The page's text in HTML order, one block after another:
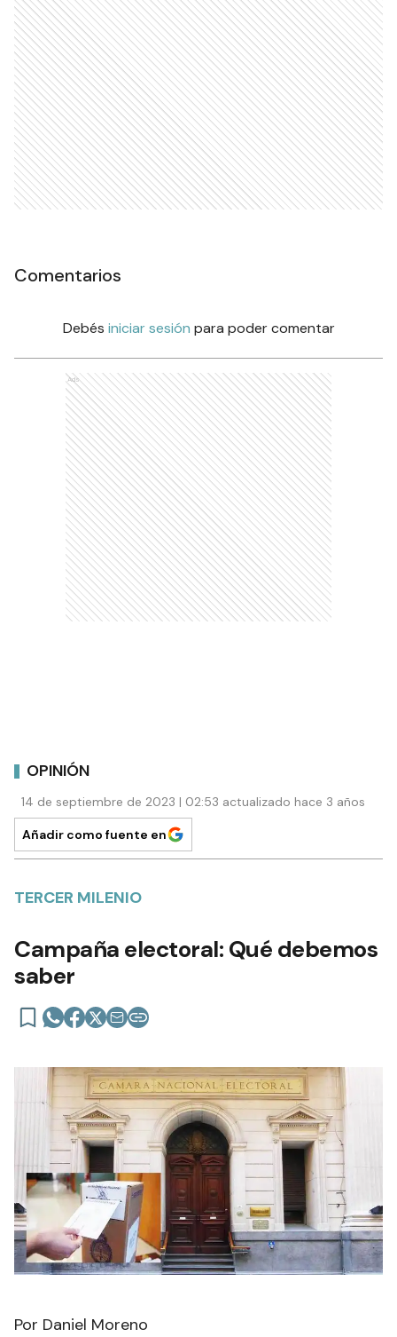
Comentarios
Debés iniciar sesión para poder comentar
Ads
OPINIÓN
14 de septiembre de 2023 | 02:53 actualizado hace 3 años
Añadir como fuente en
TERCER MILENIO
Campaña electoral: Qué debemos
saber
Por Daniel Moreno